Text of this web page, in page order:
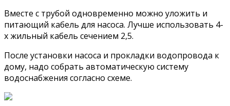
Вместе с трубой одновременно можно уложить и
питающий кабель для насоса. Лучше использовать 4-
х жильный кабель сечением 2,5.
После установки насоса и прокладки водопровода к
дому, надо собрать автоматическую систему
водоснабжения согласно схеме.